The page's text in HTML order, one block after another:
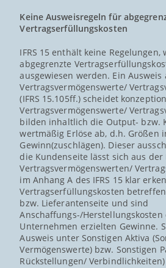
Keine Ausweisregeln für
Vertragserfüllungskosten
IFRS 15 enthält keine Regelungen,
abgegrenzte
ausgewiesen werden. Ein Ausweis
Vertragsvermögenswerte/
(IFRS 15.105ff.) scheidet
Vertragsvermögenswerte/
bilden inhaltlich die Output- bzw.
wertmäßig Erlöse ab, d.h. Größen
Gewinn(zuschlägen). Dieser
die Kundenseite lässt sich aus
Vertragsvermögenswerten/
im Anhang A des IFRS 15 klar
Vertragserfüllungskosten
bzw. Lieferantenseite und sind
Anschaffungs-/Herstellungskosten
Unternehmen erzielten Gewinne.
Ausweis unter Sonstigen Aktiva
Vermögenswerte) bzw. Sonstigen
Rückstellungen/ Verbindlichkeiten)